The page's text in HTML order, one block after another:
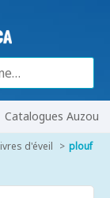
Catalogues Auzou
d'éveil plouf